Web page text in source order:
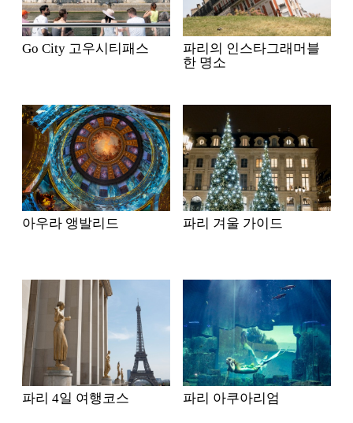
Go City 고우시티패스
파리의 인스타그래머블
한 명소
아우라 앵발리드 파리 겨울 가이드
파리 4일 여행코스 파리 아쿠아리엄